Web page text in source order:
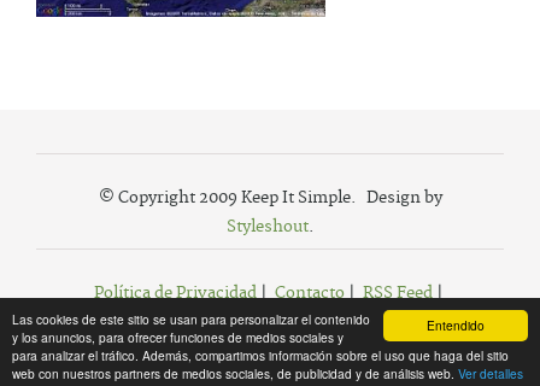
Entendido
Las cookies de este sitio se usan para personalizar el contenido
y los anuncios, para ofrecer funciones de medios sociales y
para analizar el tráfico. Además, compartimos información sobre el uso que haga del sitio
web con nuestros partners de medios sociales, de publicidad y de análisis web. Ver detalles
© Copyright 2009 Keep It Simple. Design by
Styleshout.
Política de Privacidad| Contacto| RSS Feed|
Agregar a Favoritos